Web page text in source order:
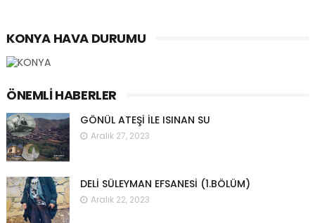
KONYA HAVA DURUMU
ÖNEMLI HABERLER
GÖNÜL ATEŞİ İLE ISINAN SU
Aralık 27, 2023
DELİ SÜLEYMAN EFSANESİ (1.BÖLÜM)
Aralık 22, 2023